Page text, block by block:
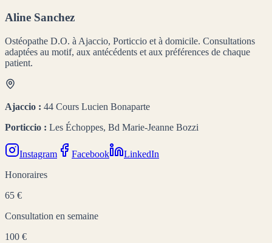
Aline Sanchez
Ostéopathe D.O. à Ajaccio, Porticcio et à domicile. Consultations
adaptées au motif, aux antécédents et aux préférences de chaque
patient.
Ajaccio : 44 Cours Lucien Bonaparte
Porticcio : Les Échoppes, Bd Marie-Jeanne Bozzi
Instagram Facebook
LinkedIn
Honoraires
65 €
Consultation en semaine
100 €